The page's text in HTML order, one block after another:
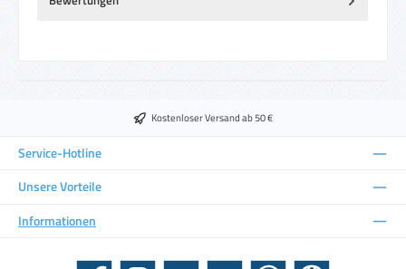
Kostenloser Versand ab 50 €
Service-Hotline
Unsere Vorteile
Informationen